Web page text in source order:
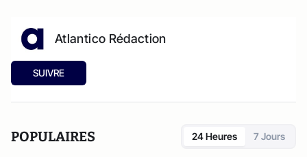
Atlantico Rédaction
SUIVRE
POPULAIRES 24 Heures 7 Jours